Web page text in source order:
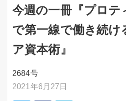
今週の一冊『プロテ
で第一線で働き続け
ア資本術』
2684号
2021年6月27日